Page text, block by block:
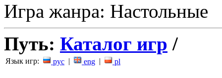
Игра жанра: Настольные
Путь: Каталог игр /
Язык игр: рус | eng | pl